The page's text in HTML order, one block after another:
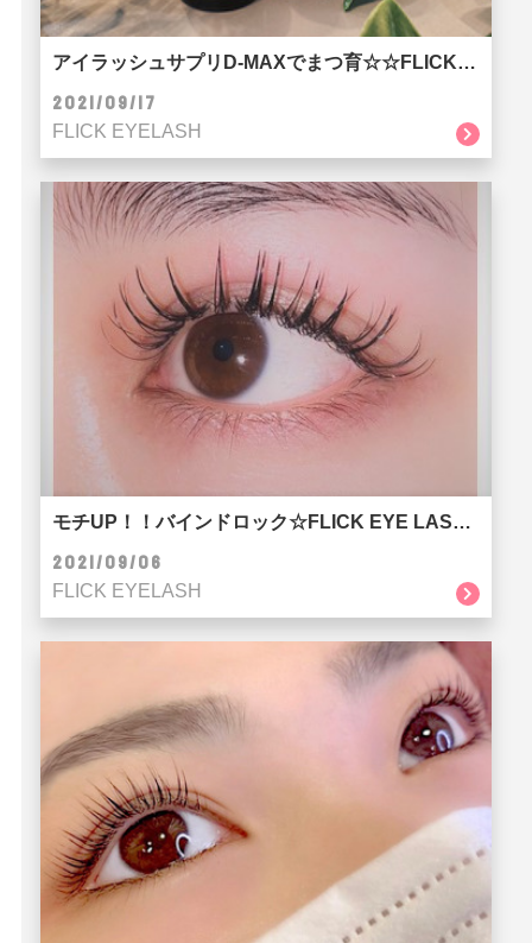
アイラッシュサプリD-MAXでまつ育☆☆FLICK EYE LASH SALON京都河原町店
2021/09/17
FLICK EYELASH
モチUP！！バインドロック☆FLICK EYE LASH SALON
2021/09/06
FLICK EYELASH